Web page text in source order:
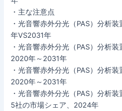
・主な注意点
・光音響赤外分光（PAS）分析
年VS2031年
・光音響赤外分光（PAS）分析
2020年～2031年
・光音響赤外分光（PAS）分析
2020年～2031年
・光音響赤外分光（PAS）分析
5社の市場シェア、2024年